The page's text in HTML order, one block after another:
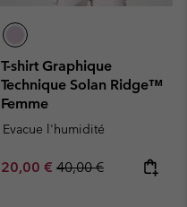
T-shirt Graphique
Technique Solan Ridge™
Femme
Evacue l'humidité
Sale price:
20,00 € Regular price:
40,00 €